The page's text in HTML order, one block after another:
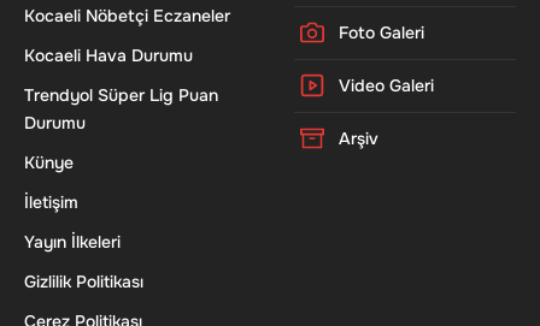
Kocaeli Nöbetçi Eczaneler
Kocaeli Hava Durumu
Trendyol Süper Lig Puan
Durumu
Künye
İletişim
Yayın İlkeleri
Gizlilik Politikası
Çerez Politikası
Foto Galeri
Video Galeri
Arşiv